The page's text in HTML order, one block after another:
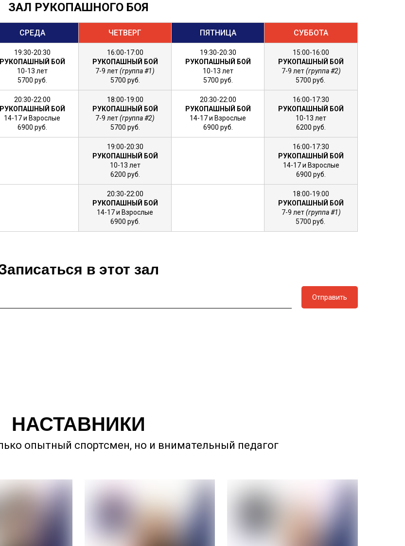
ЗАЛ РУКОПАШНОГО БОЯ
СРЕДА ЧЕТВЕРГ ПЯТНИЦА СУББОТА
19:30-20:30
РУКОПАШНЫЙ БОЙ
10-13 лет
5700 руб.
16:00-17:00
РУКОПАШНЫЙ БОЙ
7-9 лет(группа #1)
5700 руб.
19:30-20:30
РУКОПАШНЫЙ БОЙ
10-13 лет
5700 руб.
15:00-16:00
РУКОПАШНЫЙ БОЙ
7-9 лет(группа #2)
5700 руб.
20:30-22:00
РУКОПАШНЫЙ БОЙ
14-17 и Взрослые
6900 руб.
18:00-19:00
РУКОПАШНЫЙ БОЙ
7-9 лет(группа #2)
5700 руб.
20:30-22:00
РУКОПАШНЫЙ БОЙ
14-17 и Взрослые
6900 руб.
16:00-17:30
РУКОПАШНЫЙ БОЙ
10-13 лет
6200 руб.
19:00-20:30
РУКОПАШНЫЙ БОЙ
10-13 лет
6200 руб.
16:00-17:30
РУКОПАШНЫЙ БОЙ
14-17 и Взрослые
6900 руб.
20:30-22:00
РУКОПАШНЫЙ БОЙ
14-17 и Взрослые
6900 руб.
18:00-19:00
РУКОПАШНЫЙ БОЙ
7-9 лет(группа #1)
5700 руб.
в этот зал
Отправить
НАСТАВНИКИ
опытный спортсмен, но и внимательный педагог